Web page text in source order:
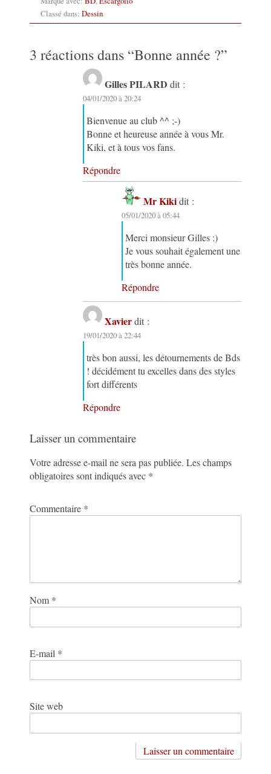
Classé dans: Dessin
3 réactions dans “Bonne année ?”
Gilles PILARD dit :
04/01/2020 à 20:24
Bienvenue au club ^^ ;-)
Bonne et heureuse année à vous Mr.
Kiki, et à tous vos fans.
Répondre
Mr Kiki dit :
05/01/2020 à 05:44
Merci monsieur Gilles :)
Je vous souhait également une
très bonne année.
Répondre
Xavier dit :
19/01/2020 à 22:44
très bon aussi, les détournements de Bds
! décidément tu excelles dans des styles
fort différents
Répondre
Laisser un commentaire
Votre adresse e-mail ne sera pas publiée. Les champs
obligatoires sont indiqués avec *
Commentaire *
Nom *
E-mail *
Site web